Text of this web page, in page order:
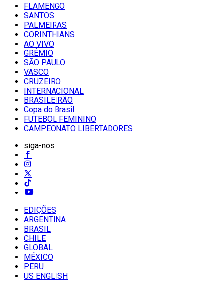
FLAMENGO
SANTOS
PALMEIRAS
CORINTHIANS
AO VIVO
GRÊMIO
SĀO PAULO
VASCO
CRUZEIRO
INTERNACIONAL
BRASILEIRÃO
Copa do Brasil
FUTEBOL FEMININO
CAMPEONATO LIBERTADORES
siga-nos
EDIÇÕES
ARGENTINA
BRASIL
CHILE
GLOBAL
MÉXICO
PERU
US ENGLISH